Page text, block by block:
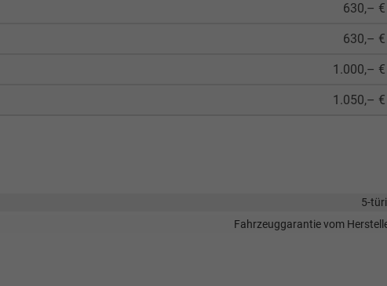
630,– €
630,– €
1.000,– €
1.050,– €
5-
Fahrzeuggarantie vom